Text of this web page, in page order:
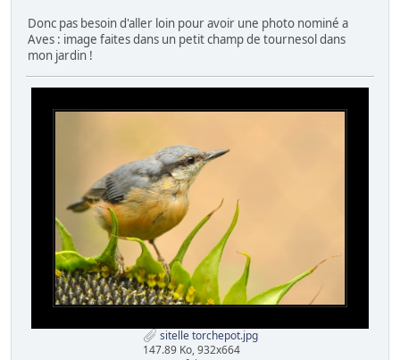
Donc pas besoin d'aller loin pour avoir une photo nominé a
Aves : image faites dans un petit champ de tournesol dans
mon jardin !
sitelle torchepot.jpg
147.89 Ko, 932x664